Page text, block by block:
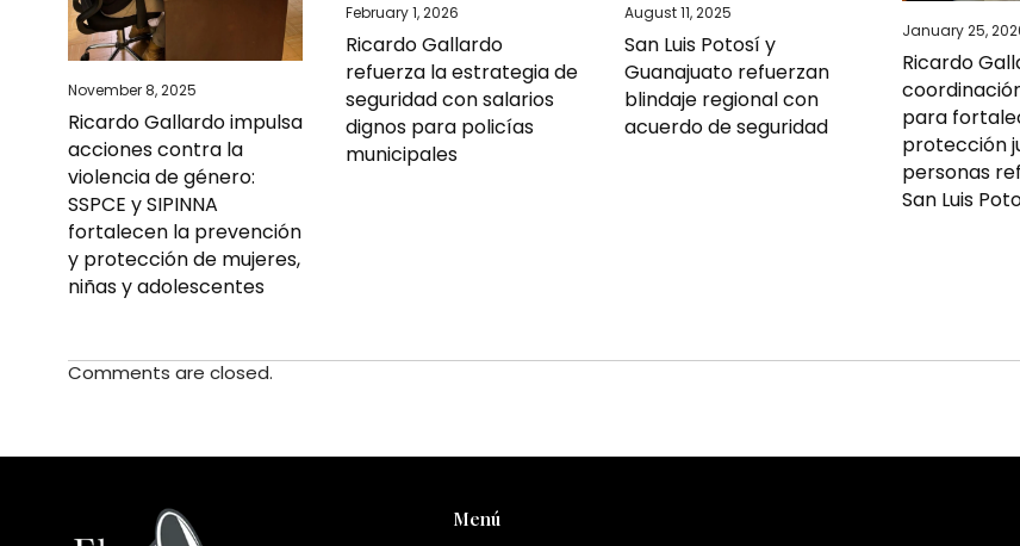
November 8, 2025
Ricardo Gallardo impulsa
acciones contra la
violencia de género:
SSPCE y SIPINNA
fortalecen la prevención
y protección de mujeres,
niñas y adolescentes
February 1, 2026
Ricardo Gallardo
refuerza la estrategia de
seguridad con salarios
dignos para policías
municipales
August 11, 2025
San Luis Potosí y
Guanajuato refuerzan
blindaje regional con
acuerdo de seguridad
January 25,
Ricardo
para
protección
personas
San Luis
Comments are closed.
Menú